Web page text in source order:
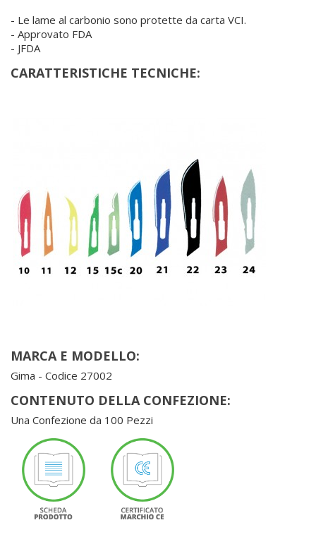
- Le lame al carbonio sono protette da carta VCI.
- Approvato FDA
- JFDA
CARATTERISTICHE TECNICHE:
MARCA E MODELLO:
Gima - Codice 27002
CONTENUTO DELLA CONFEZIONE:
Una Confezione da 100 Pezzi